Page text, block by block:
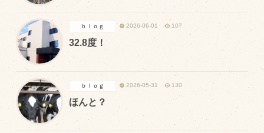
2026-06-01 107
32.8度！
ｂｌｏｇ
2026-05-31 130
ほんと？
ｂｌｏｇ